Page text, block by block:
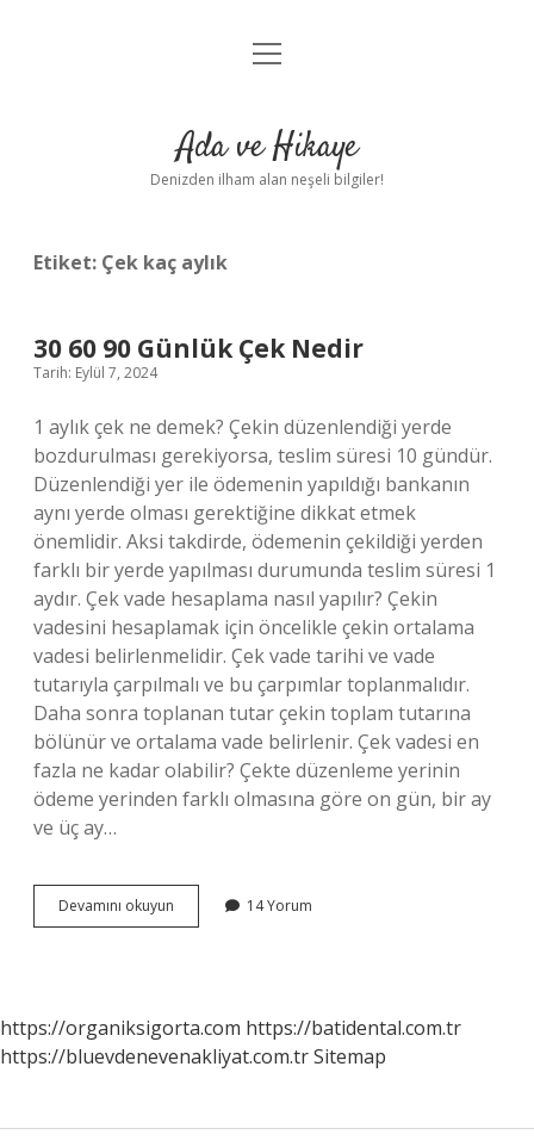
Anasayfa
Yasal Uyarı
menüyü
Ada ve Hikaye
Denizden ilham alan neşeli bilgiler!
Etiket: Çek kaç aylık
30 60 90 Günlük Çek Nedir
Tarih: Eylül 7, 2024
1 aylık çek ne demek? Çekin düzenlendiği yerde
bozdurulması gerekiyorsa, teslim süresi 10 gündür.
Düzenlendiği yer ile ödemenin yapıldığı bankanın
aynı yerde olması gerektiğine dikkat etmek
önemlidir. Aksi takdirde, ödemenin çekildiği yerden
farklı bir yerde yapılması durumunda teslim süresi 1
aydır. Çek vade hesaplama nasıl yapılır? Çekin
vadesini hesaplamak için öncelikle çekin ortalama
vadesi belirlenmelidir. Çek vade tarihi ve vade
tutarıyla çarpılmalı ve bu çarpımlar toplanmalıdır.
Daha sonra toplanan tutar çekin toplam tutarına
bölünür ve ortalama vade belirlenir. Çek vadesi en
fazla ne kadar olabilir? Çekte düzenleme yerinin
ödeme yerinden farklı olmasına göre on gün, bir ay
ve üç ay…
Devamını okuyun
60
14 Yorum
https://organiksigorta.com https://batidental.com.tr
https://bluevdenevenakliyat.com.trSitemap